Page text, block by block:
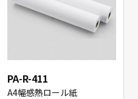
PA-R-411
A4幅感熱ロール紙